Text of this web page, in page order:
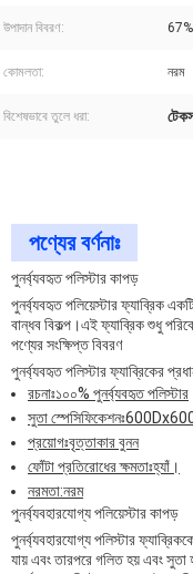
উপাদান বিবরণ:
কোমলতা: নরম
বিশেষভাবে তুলে ধরা:
পণ্যের বর্ণনাঃ
পুনর্ব্যবহৃত পলিস্টার কাপড়
পুনর্ব্যবহৃত পলিয়েস্টার ফ্যাব্রিক
বান্ধব বিকল্প।এই ফ্যাব্রিক শুধু
পণ্যের সংক্ষিপ্ত বিবরণ
পুনর্ব্যবহৃত পলিস্টার ফ্যাব্রিকের
রচনাঃ১০০% পুনর্ব্যবহৃত পলিস্টার
সুতা স্পেসিফিকেশনঃ
প্রয়োগঃবৃত্তাকার বুনন
ফোঁটা প্রতিরোধের ক্ষমতাঃহ্যাঁ।
নরমতা:নরম
পুনর্ব্যবহারযোগ্য পলিয়েস্টার কাপড়
পুনর্ব্যবহারযোগ্য পলিস্টার
যায় এবং তারপরে গলিত হয় এবং